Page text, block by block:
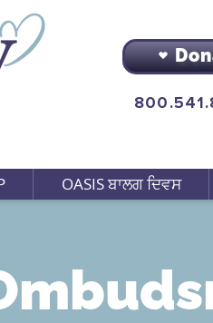
OASIS ਬਾਲਗ ਦਿਵਸ